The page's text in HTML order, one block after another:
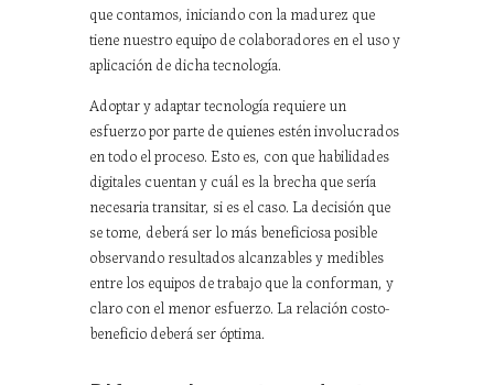
que contamos, iniciando con la madurez que
tiene nuestro equipo de colaboradores en el uso y
aplicación de dicha tecnología.
Adoptar y adaptar tecnología requiere un
esfuerzo por parte de quienes estén involucrados
en todo el proceso. Esto es, con que habilidades
digitales cuentan y cuál es la brecha que sería
necesaria transitar, si es el caso. La decisión que
se tome, deberá ser lo más beneficiosa posible
observando resultados alcanzables y medibles
entre los equipos de trabajo que la conforman, y
claro con el menor esfuerzo. La relación costo-
beneficio deberá ser óptima.